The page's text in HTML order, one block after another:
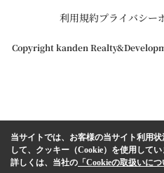
利用規約プライバシー
Copyright kanden
当サイトでは、お客様の当サイト利用
して、クッキー（Cookie）を使用してい
詳しくは、当社の 「Cookieの取扱いにつ